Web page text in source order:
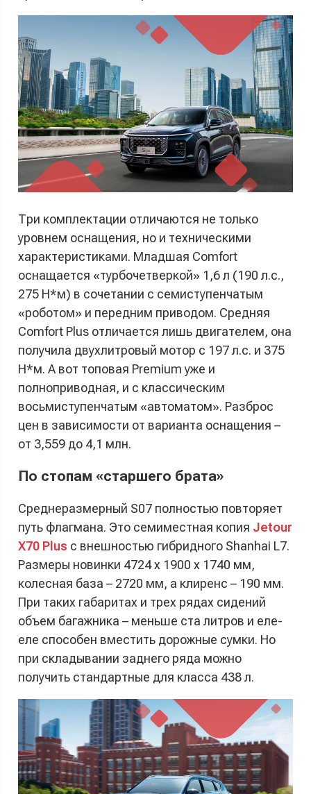
Три комплектации отличаются не только
уровнем оснащения, но и техническими
характеристиками. Младшая Comfort
оснащается «турбочетверкой» 1,6 л (190 л.с.,
275 Н*м) в сочетании с семиступенчатым
«роботом» и передним приводом. Средняя
Comfort Plus отличается лишь двигателем, она
получила двухлитровый мотор с 197 л.с. и 375
Н*м. А вот топовая Premium уже и
полноприводная, и с классическим
восьмиступенчатым «автоматом». Разброс
цен в зависимости от варианта оснащения –
от 3,559 до 4,1 млн.
По стопам «старшего брата»
Среднеразмерный S07 полностью повторяет
путь флагмана. Это семиместная копия Jetour
X70 Plus с внешностью гибридного Shanhai L7.
Размеры новинки 4724 x 1900 x 1740 мм,
колесная база – 2720 мм, а клиренс – 190 мм.
При таких габаритах и трех рядах сидений
объем багажника – меньше ста литров и еле-
еле способен вместить дорожные сумки. Но
при складывании заднего ряда можно
получить стандартные для класса 438 л.